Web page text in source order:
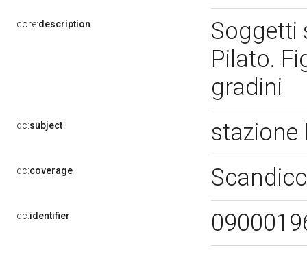
core:description
Soggetti
Pilato.
gradini
dc:subject stazione
dc:coverage
dc:identifier